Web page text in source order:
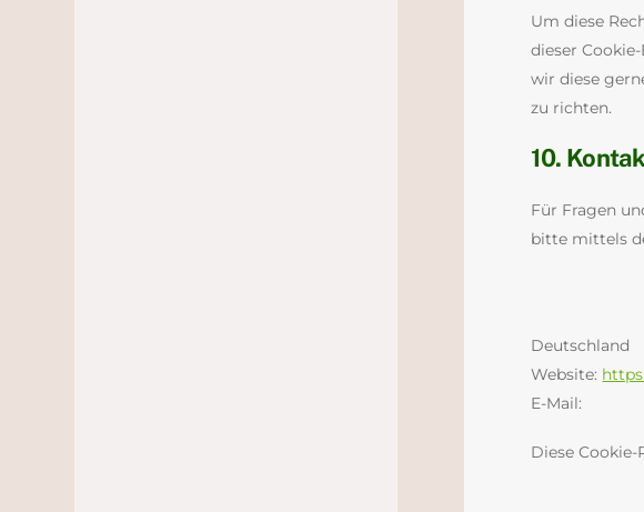
Um diese
dieser
wir diese
zu richten.
10.
Für Fragen
bitte mittels
Deutschland
Website:
E-Mail:
Diese